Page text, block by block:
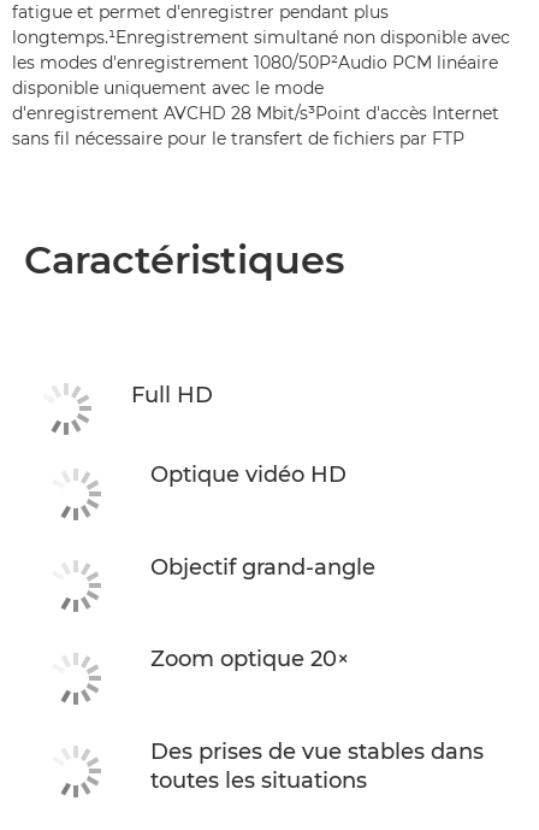
fatigue et permet d'enregistrer pendant plus
longtemps.¹Enregistrement simultané non disponible avec
les modes d'enregistrement 1080/50P²Audio PCM linéaire
disponible uniquement avec le mode
d'enregistrement AVCHD 28 Mbit/s³Point d'accès Internet
sans fil nécessaire pour le transfert de fichiers par FTP
Caractéristiques
Full HD
Optique vidéo HD
Objectif grand-angle
Zoom optique 20×
Des prises de vue stables dans
toutes les situations